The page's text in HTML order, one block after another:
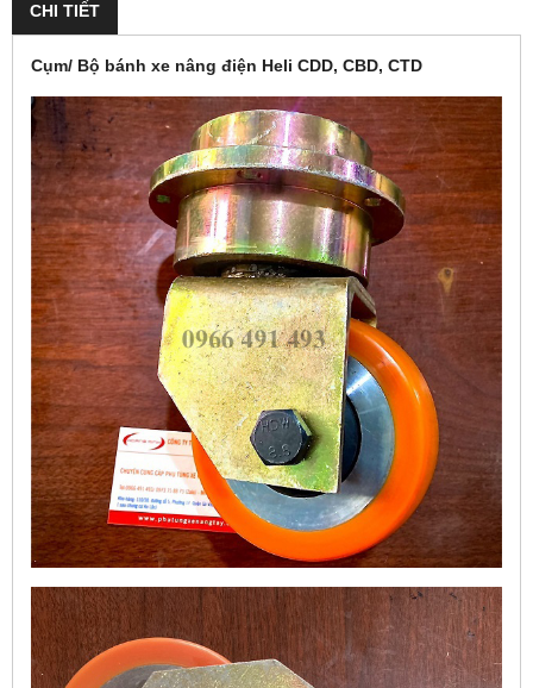
CHI TIẾT
Cụm/ Bộ bánh xe nâng điện Heli CDD, CBD, CTD